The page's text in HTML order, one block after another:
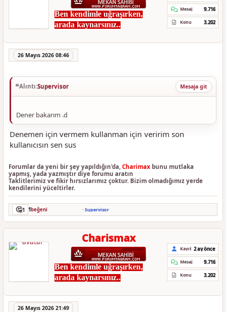
Ben kendimle uğraşırken,
arada kaynarsınız..
Mesaj 9.716
Konu 3.202
26 Mayıs 2026 08:46
Alıntı:Supervisor Mesaja git
Dener bakarım .d
Denemen için vermem kullanman için veririm son
kullanıcısın sen sus
Forumlar da yeni bir şey yapıldığın'da, Charimax bunu mutlaka
yapmış, yada yazmıştır diye forumu aratın
Taklitlerimiz ve fikir hırsızlarımız çoktur. Bizim olmadığımız yerde
kendilerini yüceltirler.
🤔1 1beğeni · Supervisor
Charismax
Ben kendimle uğraşırken,
arada kaynarsınız..
Kayıt 2 ay önce
Mesaj 9.716
Konu 3.202
26 Mayıs 2026 21:49